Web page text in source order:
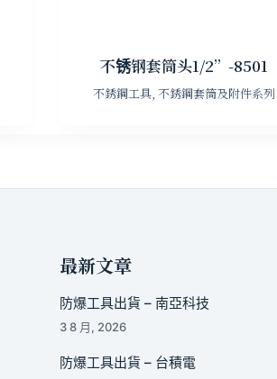
不锈钢套筒头1/2”-8501
不銹鋼工具, 不銹鋼套筒及附件系列
最新文章
防爆工具出貨 – 南亞科技
3 8 月, 2026
防爆工具出貨 – 台積電